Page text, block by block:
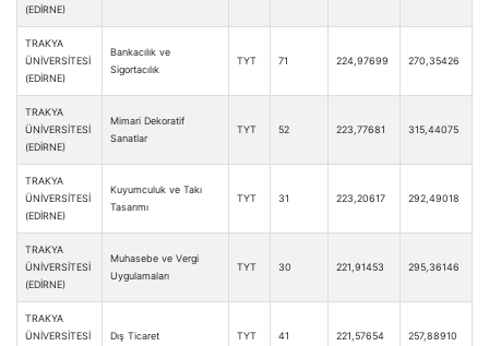
(EDİRNE)
TRAKYA
ÜNİVERSİTESİ
(EDİRNE)
Bankacılık ve
Sigortacılık
TYT 71 224,97699 270,35426
TRAKYA
ÜNİVERSİTESİ
(EDİRNE)
Mimari Dekoratif
Sanatlar
TYT 52 223,77681 315,44075
TRAKYA
ÜNİVERSİTESİ
(EDİRNE)
Kuyumculuk ve Takı
Tasarımı
TYT 31 223,20617 292,49018
TRAKYA
ÜNİVERSİTESİ
(EDİRNE)
Muhasebe ve Vergi
Uygulamaları
TYT 30 221,91453 295,36146
TRAKYA
ÜNİVERSİTESİ
Dış Ticaret TYT 41 221,57654 257,88910